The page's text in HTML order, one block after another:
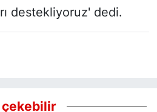
destekliyoruz' dedi.
çekebilir